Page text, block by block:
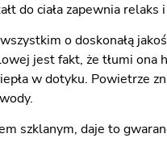
do ciała zapewnia relaks
o doskonałą
jest fakt, że tłumi ona
w dotyku. Powietrze
szklanym, daje to